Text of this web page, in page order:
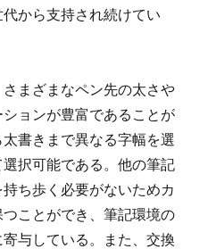
から支持され続けてい
まざまなペン先の太さや
ョンが豊富であることが
書きまで異なる字幅を選
択可能である。他の筆記
ち歩く必要がないためカ
ことができ、筆記環境の
与している。また、交換